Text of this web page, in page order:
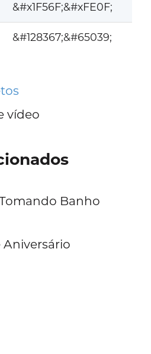
&#x1F56F;&#xFE0F;
&#128367;&#65039;
vídeo
Banho
Aniversário